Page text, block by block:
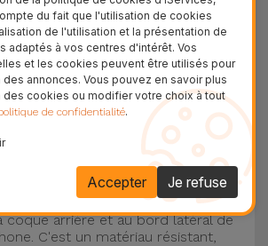
couches avec coques en
silicone pour iPhone ont une
et de qualité, avec une
couches, pour éviter au
et les casses !
couche de silicone liquide
et une couverture
coque arrière et au bord latéral de
C'est un matériau résistant,
du fait que l'utilisation de cookies
de l'utilisation et la présentation de
adaptés à vos centres d'intérêt. Vos
et les cookies peuvent être utilisés pour
annonces. Vous pouvez en savoir plus
des cookies ou modifier votre choix à tout
de confidentialité.
Je refuse
Accepter